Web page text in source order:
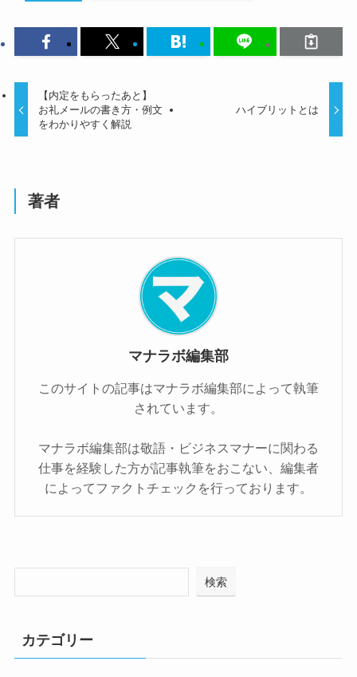
【内定をもらったあと】
お礼メールの書き方・例文
をわかりやすく解説
ハイブリットとは
著者
マナラボ編集部
このサイトの記事はマナラボ編集部によって執筆
されています。
マナラボ編集部は敬語・ビジネスマナーに関わる
仕事を経験した方が記事執筆をおこない、編集者
によってファクトチェックを行っております。
検索
カテゴリー